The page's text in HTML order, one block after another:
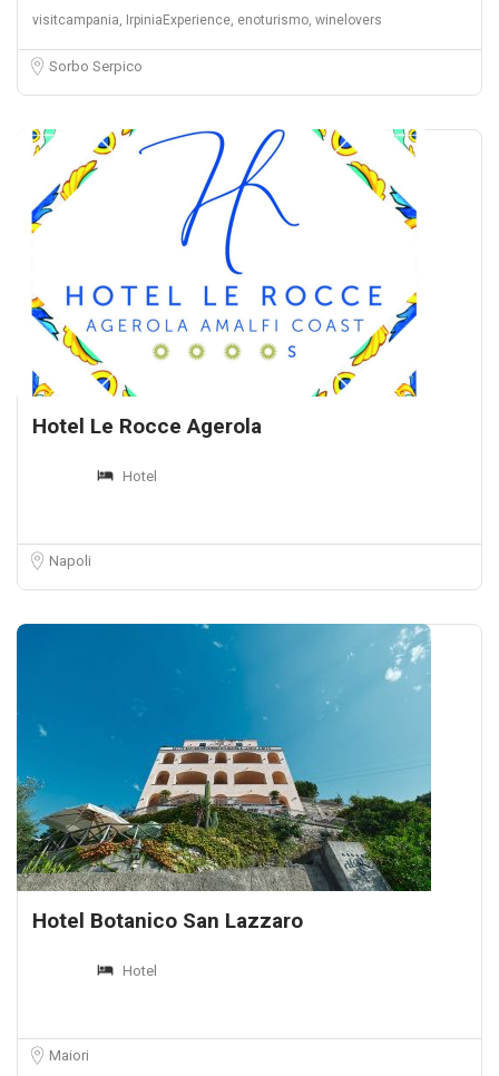
visitcampania, IrpiniaExperience, enoturismo, winelovers
Sorbo Serpico
Hotel Le Rocce Agerola
Hotel
Napoli
Hotel Botanico San Lazzaro
Hotel
Maiori